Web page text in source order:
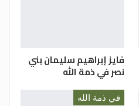
فايز إبراهيم سليمان بني
نصر في ذمة الله
في ذمة الله